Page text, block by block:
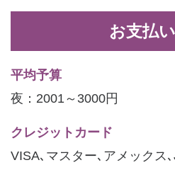
お支払
平均予算
夜：2001～3000円
クレジットカード
VISA､マスター､アメックス